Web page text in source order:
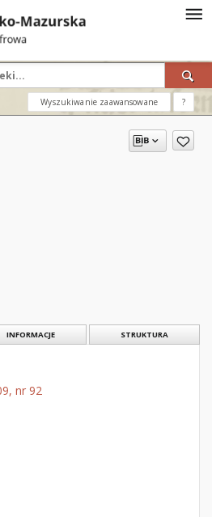
Wyszukiwanie zaawansowane ?
INFORMACJE STRUKTURA
nr 92